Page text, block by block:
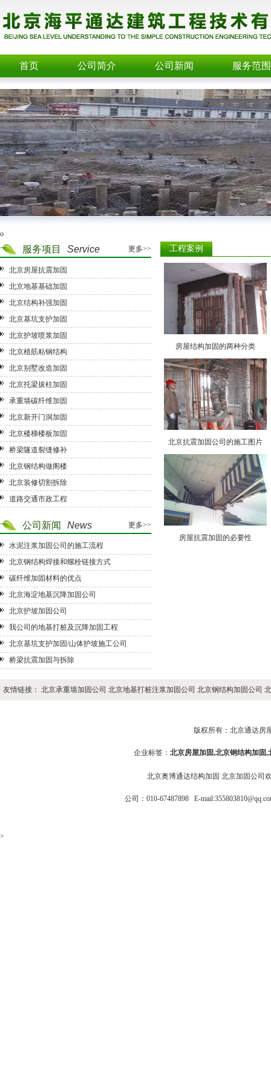
首页 公司简介 公司新闻 服务范围
o
服务项目 Service 更多>>
北京房屋抗震加固
北京地基基础加固
北京结构补强加固
北京基坑支护加固
北京护坡喷浆加固
北京植筋粘钢结构
北京别墅改造加固
北京托梁拔柱加固
承重墙碳纤维加固
北京新开门洞加固
北京楼梯楼板加固
桥梁隧道裂缝修补
北京钢结构做阁楼
北京装修切割拆除
道路交通市政工程
公司新闻 News 更多>>
水泥注浆加固公司的施工流程
北京钢结构焊接和螺栓链接方式
碳纤维加固材料的优点
北京海淀地基沉降加固公司
北京护坡加固公司
我公司的地基打桩及沉降加固工程
北京基坑支护加固/山体护坡施工公司
桥梁抗震加固与拆除
工程案例
房屋结构加固的两种分类
北京抗震加固公司的施工图片
房屋抗震加固的必要性
友情链接： 北京承重墙加固公司 北京地基打桩注浆加固公司 北京钢结构加固公司
版权所有： 北京通达房
企业标签： 北京房屋加固,北京钢结构加固,
北京奥博通达结构加固 北京加固公司
公司：010-67487898 E-
>